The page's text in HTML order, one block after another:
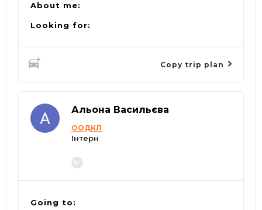
About me:
Looking for:
Copy trip plan
Альона Васильєва
ООДКЛ
Інтерн
Going to: